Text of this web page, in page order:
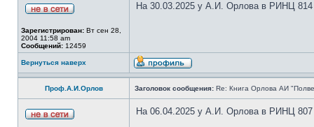
Зарегистрирован: Вт сен 28,
2004 11:58 am
Сообщений: 12459
На 30.03.2025 у А.И. Орлова в РИНЦ 814
Вернуться наверх
Проф.А.И.Орлов Заголовок сообщения: Re: Книга Орлова АИ
На 06.04.2025 у А.И. Орлова в РИНЦ 807